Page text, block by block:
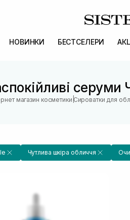
НОВИНКИ БЕСТСЕЛЕРИ
магазин косметики |Сироватки для
Чутлива шкіра обличчя